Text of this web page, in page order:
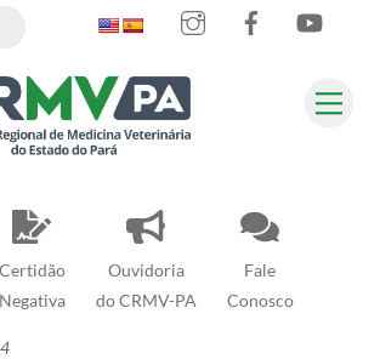
Certidão
Negativa
Ouvidoria
do CRMV-PA
Fale
Conosco
InstagramFacebook